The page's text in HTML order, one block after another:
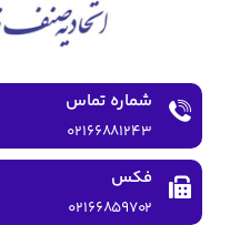
شماره تماس
۰۲۱۶۶۸۸۱۲۴۳
فکس
۰۲۱۶۶۸۵۹۷۰۲